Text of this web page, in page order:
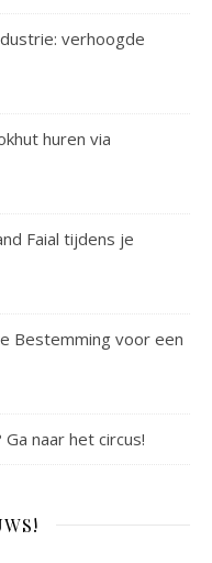
verhoogde
huren via
Faial tijdens je
Bestemming voor een
naar het circus!